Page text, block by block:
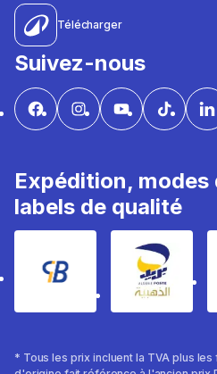
Télécharger
Suivez-nous
Expédition,
labels de qualité
* Tous les prix incluent la TVA plus